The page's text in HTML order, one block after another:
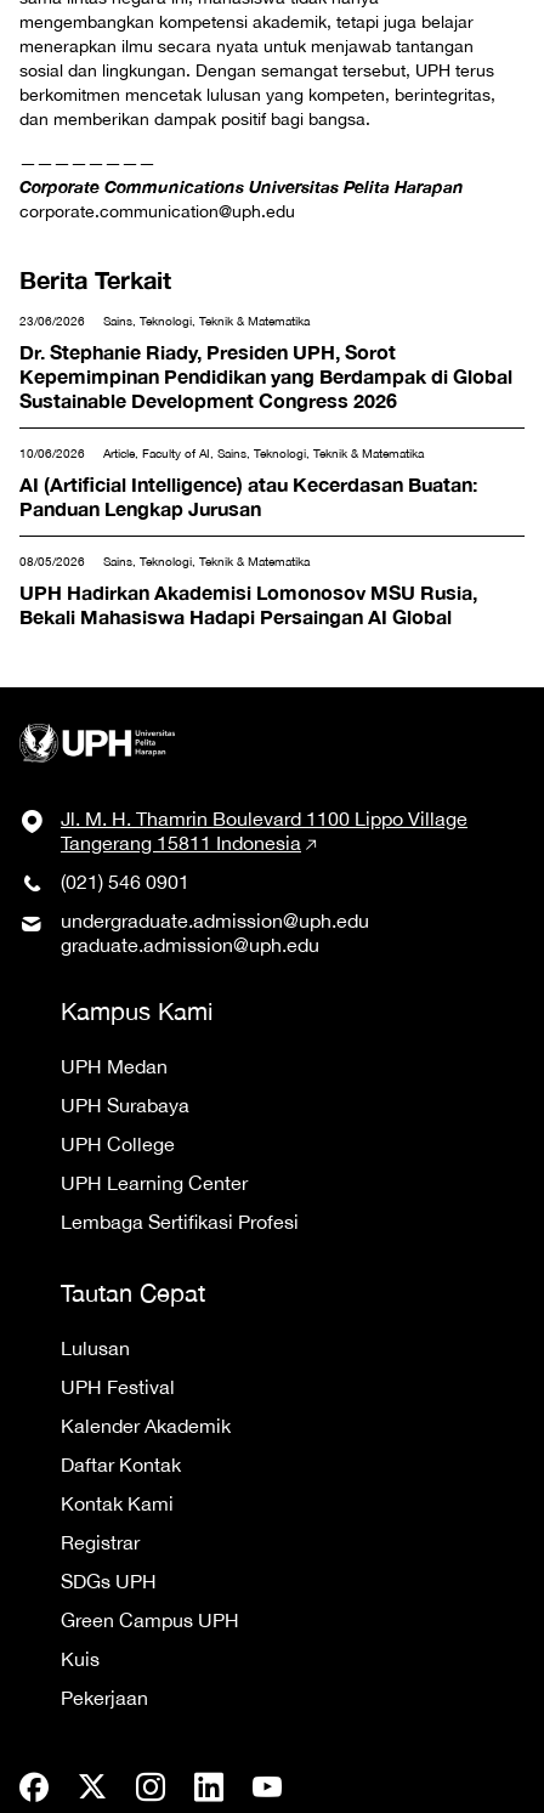
mengembangkan kompetensi akademik, tetapi juga belajar
menerapkan ilmu secara nyata untuk menjawab tantangan
sosial dan lingkungan. Dengan semangat tersebut, UPH terus
berkomitmen mencetak lulusan yang kompeten, berintegritas,
dan memberikan dampak positif bagi bangsa.
————————
Corporate Communications Universitas Pelita Harapan
corporate.communication@uph.edu
Berita Terkait
23/06/2026 Sains, Teknologi, Teknik & Matematika
Dr. Stephanie Riady, Presiden UPH, Sorot
Kepemimpinan Pendidikan yang Berdampak di Global
Sustainable Development Congress 2026
10/06/2026 Article, Faculty of AI, Sains, Teknologi, Teknik & Matematika
AI (Artificial Intelligence) atau Kecerdasan Buatan:
Panduan Lengkap Jurusan
08/05/2026 Sains, Teknologi, Teknik & Matematika
UPH Hadirkan Akademisi Lomonosov MSU Rusia,
Bekali Mahasiswa Hadapi Persaingan AI Global
Jl. M. H. Thamrin Boulevard 1100 Lippo Village
Tangerang 15811 Indonesia
(021) 546 0901
undergraduate.admission@uph.edu
graduate.admission@uph.edu
Kampus Kami
UPH Medan
UPH Surabaya
UPH College
UPH Learning Center
Lembaga Sertifikasi Profesi
Tautan Cepat
Lulusan
UPH Festival
Kalender Akademik
Daftar Kontak
Kontak Kami
Registrar
SDGs UPH
Green Campus UPH
Kuis
Pekerjaan